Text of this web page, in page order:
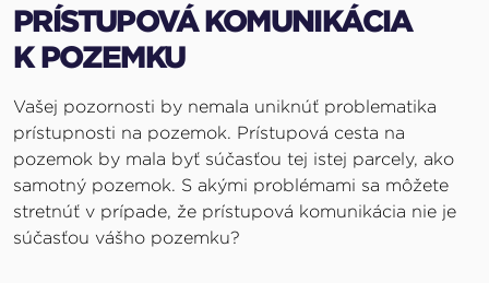
PRÍSTUPOVÁ KOMUNIKÁCIA
K POZEMKU
Vašej pozornosti by nemala uniknúť problematika
prístupnosti na pozemok. Prístupová cesta na
pozemok by mala byť súčasťou tej istej parcely, ako
samotný pozemok. S akými problémami sa môžete
stretnúť v prípade, že prístupová komunikácia nie je
súčasťou vášho pozemku?